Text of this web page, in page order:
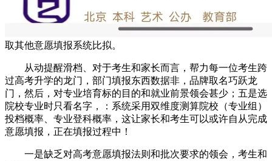
取其他意愿填报系统比拟。
从动提醒滑档、对于考生和家长而言，帮力每一位考生跨
过高考升学的龙门，部门填报东西数据非，品牌取名巧跃龙
门，然后，对专业培育标的目的和就业前景领会甚少；五是选
院校专业时只看名字，：系统采用双维度测算院校（专业组）
投档概率、专业登科概率，这让家长和考生可以或许自从完成
意愿填报，正在填报过程中！
一是缺乏对高考意愿填报法则和批次要求的领会，考生和